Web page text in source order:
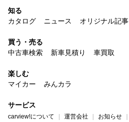
知る
カタログ
ニュース オリジナル記事
買う・売る
中古車検索
新車見積り 車買取
楽しむ
マイカー
みんカラ
サービス
carview!について 運営会社 お知らせ